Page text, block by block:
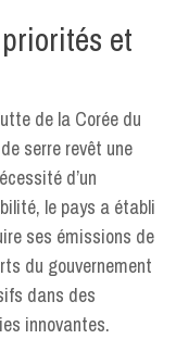
et
de la Corée du
serre revêt une
d’un
le pays a établi
ses émissions de
du gouvernement
dans des
innovantes.